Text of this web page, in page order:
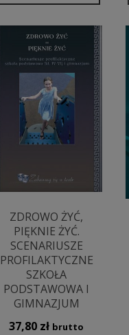
ZDROWO ŻYĆ,
PIĘKNIE ŻYĆ.
SCENARIUSZE
PROFILAKTYCZNE
SZKOŁA
PODSTAWOWA I
GIMNAZJUM
37,80 zł brutto